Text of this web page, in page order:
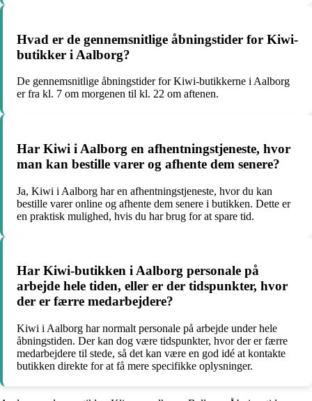
Hvad er de gennemsnitlige åbningstider for Kiwi-
butikker i Aalborg?
De gennemsnitlige åbningstider for Kiwi-butikkerne i Aalborg
er fra kl. 7 om morgenen til kl. 22 om aftenen.
Har Kiwi i Aalborg en afhentningstjeneste, hvor
man kan bestille varer og afhente dem senere?
Ja, Kiwi i Aalborg har en afhentningstjeneste, hvor du kan
bestille varer online og afhente dem senere i butikken. Dette er
en praktisk mulighed, hvis du har brug for at spare tid.
Har Kiwi-butikken i Aalborg personale på
arbejde hele tiden, eller er der tidspunkter, hvor
der er færre medarbejdere?
Kiwi i Aalborg har normalt personale på arbejde under hele
åbningstiden. Der kan dog være tidspunkter, hvor der er færre
medarbejdere til stede, så det kan være en god idé at kontakte
butikken direkte for at få mere specifikke oplysninger.